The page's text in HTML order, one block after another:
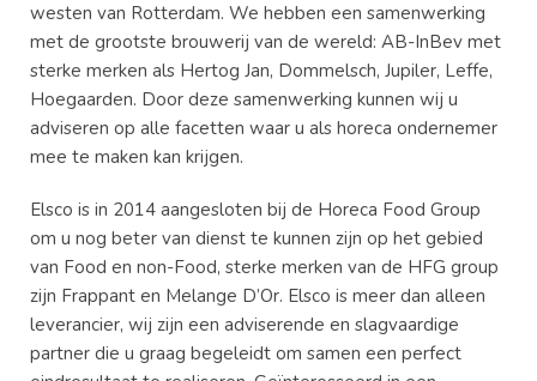
westen van Rotterdam. We hebben een samenwerking
met de grootste brouwerij van de wereld: AB-InBev met
sterke merken als Hertog Jan, Dommelsch, Jupiler, Leffe,
Hoegaarden. Door deze samenwerking kunnen wij u
adviseren op alle facetten waar u als horeca ondernemer
mee te maken kan krijgen.
Elsco is in 2014 aangesloten bij de Horeca Food Group
om u nog beter van dienst te kunnen zijn op het gebied
van Food en non-Food, sterke merken van de HFG group
zijn Frappant en Melange D’Or. Elsco is meer dan alleen
leverancier, wij zijn een adviserende en slagvaardige
partner die u graag begeleidt om samen een perfect